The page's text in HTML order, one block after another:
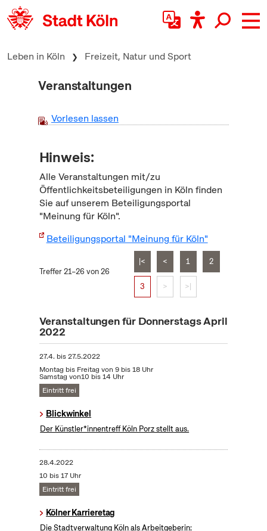
zum Inhalt springen
Leben in Köln Freizeit, Natur und Sport
Veranstaltungen
Vorlesen lassen
Hinweis:
Alle Veranstaltungen mit/zu
Öffentlichkeitsbeteiligungen in Köln finden
Sie auf unserem Beteiligungsportal
"Meinung für Köln".
Beteiligungsportal "Meinung für Köln"
Treffer 21–26 von 26
|< < 1 2
3 > >|
Veranstaltungen für Donnerstags April
2022
27.4. bis27.5.2022
Montag bis Freitag von 9 bis 18 Uhr
Samstag von10 bis 14 Uhr
Eintritt frei
Blickwinkel
Der Künstler*innentreff Köln Porz stellt aus.
28.4.2022
10 bis 17 Uhr
Eintritt frei
Kölner Karrieretag
Die Stadtverwaltung Köln als Arbeitgeberin: